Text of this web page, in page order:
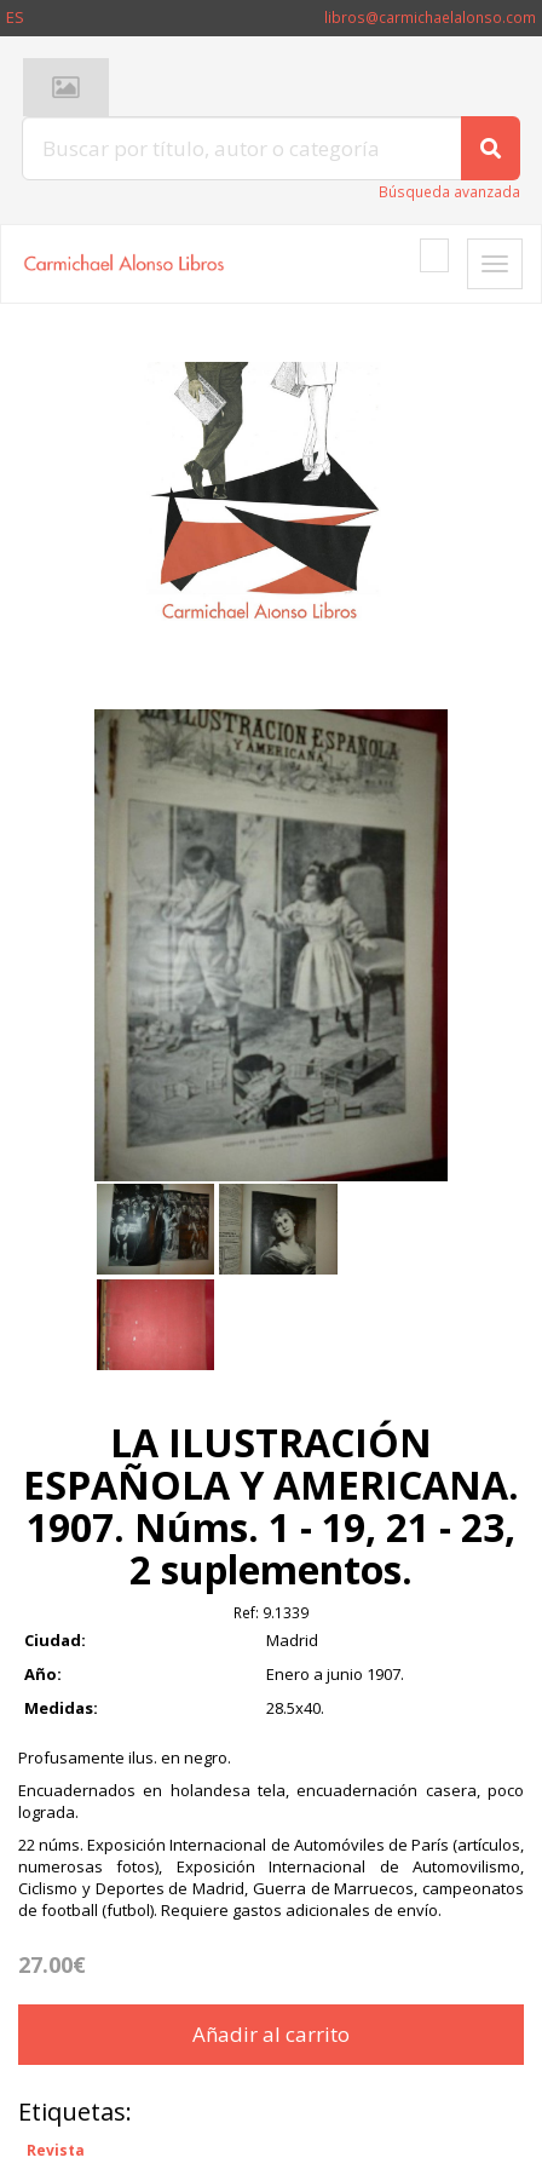
ES libros@carmichaelalonso.com
Búsqueda avanzada
Toggle
LA ILUSTRACIÓN
ESPAÑOLA Y AMERICANA.
1907. Núms. 1 - 19, 21 - 23,
2 suplementos.
Ref: 9.1339
Ciudad:
Madrid
Año:
Enero a junio 1907.
Medidas:
28.5x40.
Profusamente ilus. en negro.
Encuadernados en holandesa tela, encuadernación casera, poco
lograda.
22 núms. Exposición Internacional de Automóviles de París (artículos,
numerosas fotos), Exposición Internacional de Automovilismo,
Ciclismo y Deportes de Madrid, Guerra de Marruecos, campeonatos
de football (futbol). Requiere gastos adicionales de envío.
27.00€
Añadir al carrito
Etiquetas:
Revista